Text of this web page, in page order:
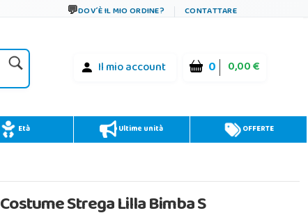
DOV´È IL MIO ORDINE? CONTATTARE
Il mio account 0 0,00 €
Età Ultime unità OFFERTE
Costume Strega Lilla Bimba S